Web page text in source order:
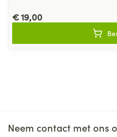
€ 19,00
Neem contact met ons